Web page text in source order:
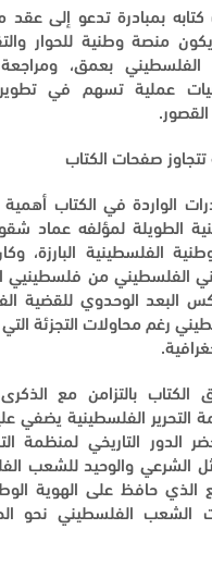
كتابه بمبادرة تدعو إلى
يكون منصة وطنية للحوار
الفلسطيني بعمق، ومراجعة
عملية تسهم في
صفحات الكتاب
الواردة في الكتاب
الطويلة لمؤلفه عماد
الفلسطينية البارزة،
البعد الوحدوي للقضية
رغم محاولات التجزئة
بالتزامن مع الذكرى
التحرير الفلسطينية يضفي
الدور التاريخي لمنظمة
الشرعي والوحيد للشعب
الذي حافظ على الهوية
الشعب الفلسطيني نحو